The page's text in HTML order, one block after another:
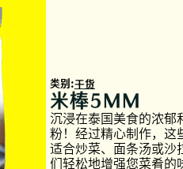
类别:干货
米棒5MM
沉浸在泰国美食的浓郁
粉！经过精心制作，这
适合炒菜、面条汤或沙
们轻松地增强您菜肴的